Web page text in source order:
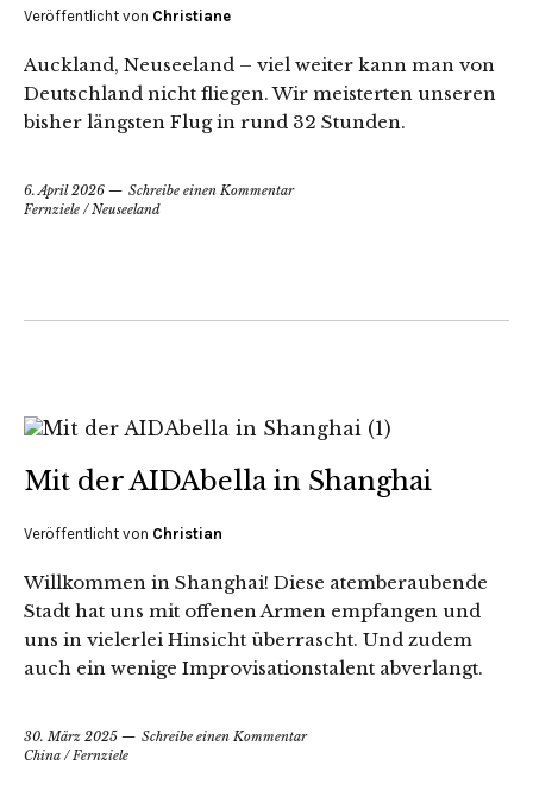
Veröffentlicht von Christiane
Auckland, Neuseeland – viel weiter kann man von
Deutschland nicht fliegen. Wir meisterten unseren
bisher längsten Flug in rund 32 Stunden.
6. April 2026
Schreibe einen Kommentar
Fernziele /Neuseeland
Mit der AIDAbella in Shanghai
Veröffentlicht von Christian
Willkommen in Shanghai! Diese atemberaubende
Stadt hat uns mit offenen Armen empfangen und
uns in vielerlei Hinsicht überrascht. Und zudem
auch ein wenige Improvisationstalent abverlangt.
30. März 2025
Schreibe einen Kommentar
China /Fernziele